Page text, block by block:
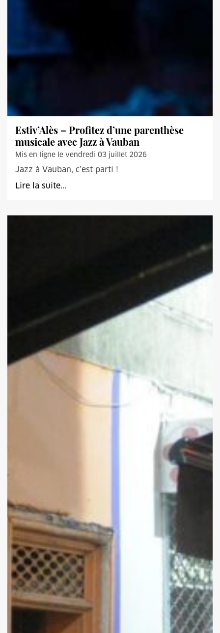
Estiv’Alès – Profitez d’une parenthèse
musicale avec Jazz à Vauban
Mis en ligne le vendredi 03 juillet 2026
Jazz à Vauban, c’est parti !
Lire la suite...